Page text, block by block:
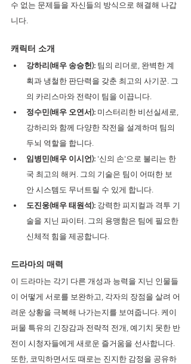
수 없는 문제들을 자신들의 방식으로 해결해 나갑
니다.
캐릭터 소개
강하리(배우 송승헌): 팀의 리더로, 완벽한 계
획과 냉철한 판단력을 갖춘 최고의 사기꾼. 그
의 카리스마와 전략이 팀을 이끕니다.
정수민(배우 오연서): 미스터리한 비선실세로,
강하리와 함께 다양한 작전을 설계하며 팀의
두뇌 역할을 합니다.
임병민(배우 이시언): '신의 손'으로 불리는 한
국 최고의 해커. 그의 기술은 팀이 어떠한 보
안 시스템도 무너트릴 수 있게 합니다.
도진웅(배우 태원석): 강력한 피지컬과 격투 기
술을 지닌 파이터. 그의 용맹함은 팀에 필요한
신체적 힘을 제공합니다.
드라마의 매력
이 드라마는 각기 다른 개성과 능력을 지닌 인물들
이 어떻게 서로를 보완하고, 각자의 장점을 살려 어
려운 상황을 극복해 나가는지를 보여줍니다. 케이
퍼물 특유의 긴장감과 전략적 전개, 예기치 못한 반
전이 시청자들에게 새로운 즐거움을 선사합니다.
또한, 코믹하면서도 때로는 진지한 감정을 공유하